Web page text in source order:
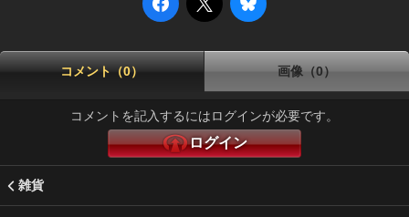
コメント（0） 画像（0）
コメントを記入するにはログインが必要です。
ログイン
雑貨